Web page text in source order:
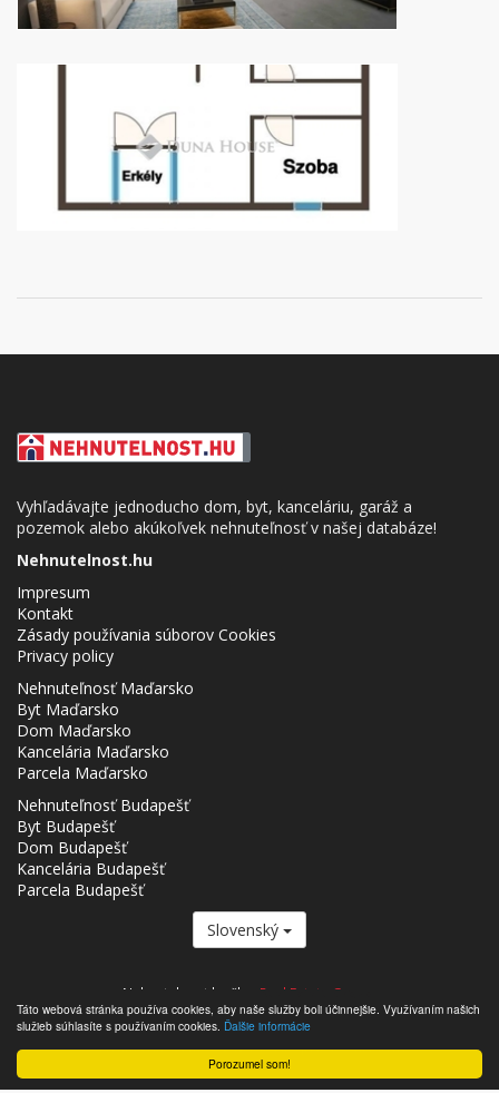
Porozumel som!
Táto webová stránka používa cookies, aby naše služby boli účinnejšie. Využívaním našich
služieb súhlasíte s používaním cookies. Ďalšie informácie
Vyhľadávajte jednoducho dom, byt, kanceláriu, garáž a
pozemok alebo akúkoľvek nehnuteľnosť v našej databáze!
Nehnutelnost.hu
Impresum
Kontakt
Zásady používania súborov Cookies
Privacy policy
Nehnuteľnosť Maďarsko
Byt Maďarsko
Dom Maďarsko
Kancelária Maďarsko
Parcela Maďarsko
Nehnuteľnosť Budapešť
Byt Budapešť
Dom Budapešť
Kancelária Budapešť
Parcela Budapešť
Slovenský
Nehnutelnost.hu člen Real Estate Group.
- Nehnutelnost.hu © 2026 Všetky práva vyhradené